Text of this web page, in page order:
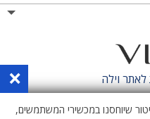
לאתרוילה ×
שיוחסנו במכשירי המשתמשים,